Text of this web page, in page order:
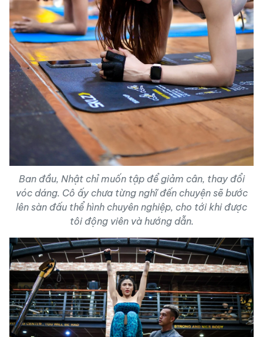
Ban đầu, Nhật chỉ muốn tập để giảm cân, thay đổi
vóc dáng. Cô ấy chưa từng nghĩ đến chuyện sẽ bước
lên sàn đấu thể hình chuyên nghiệp, cho tới khi được
tôi động viên và hướng dẫn.